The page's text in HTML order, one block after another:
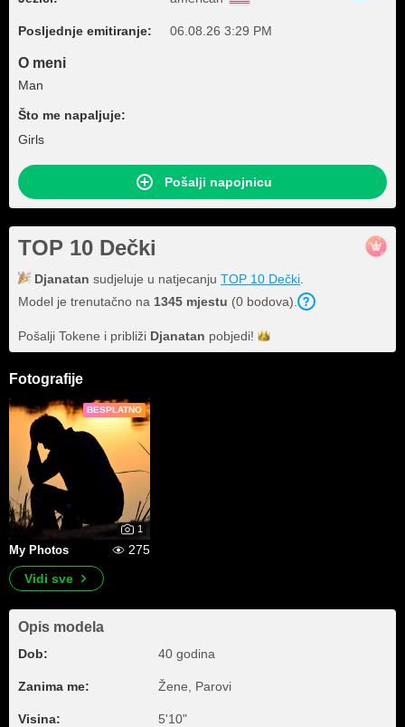
Posljednje emitiranje: 06.08.26 3:29 PM
O meni
Man
Što me napaljuje:
Girls
Pošalji napojnicu
TOP 10 Dečki
Djanatan sudjeluje u natjecanju TOP 10 Dečki
Model je trenutačno na 1345 mjestu (0 bodova).
Pošalji Tokene i približi Djanatan pobjedi!
Fotografije
BESPLATNO
1
My Photos
275
Vidi sve
Opis modela
Dob: 40 godina
Zanima me: Žene, Parovi
Visina: 5'10"